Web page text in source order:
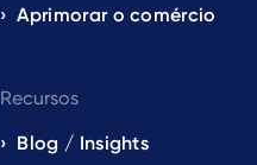
Aprimorar o comércio
Recursos
Blog / Insights